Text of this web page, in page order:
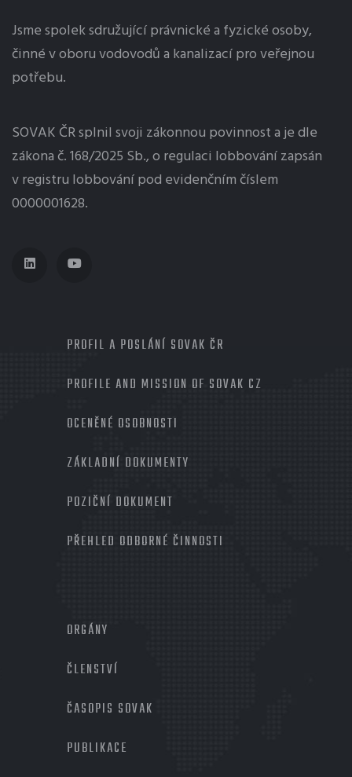
Jsme spolek sdružující právnické a fyzické osoby,
činné v oboru vodovodů a kanalizací pro veřejnou
potřebu.
SOVAK ČR splnil svoji zákonnou povinnost a je dle
zákona č. 168/2025 Sb., o regulaci lobbovánízapsán
v registru lobbování pod evidenčním číslem
0000001628.
PROFIL A POSLÁNÍ SOVAK ČR
PROFILE AND MISSION OF SOVAK CZ
OCENĚNÉ OSOBNOSTI
ZÁKLADNÍ DOKUMENTY
POZIČNÍ DOKUMENT
PŘEHLED ODBORNÉ ČINNOSTI
ORGÁNY
ČLENSTVÍ
ČASOPIS SOVAK
PUBLIKACE